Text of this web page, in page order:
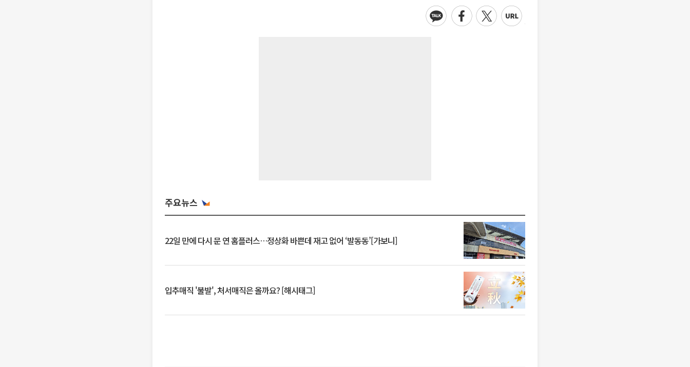
주요뉴스
22일 만에 다시 문 연 홈플러스…정상화 바쁜데 재고 없어 ‘발동동’[가보니]
입추매직 '불발', 처서매직은 올까요? [해시태그]